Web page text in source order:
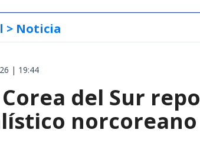
> Noticia
| 19:44
Corea del Sur
norcoreano